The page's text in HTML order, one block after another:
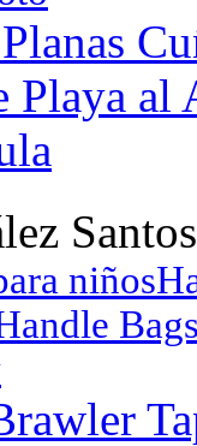
Playa
Santos
niños